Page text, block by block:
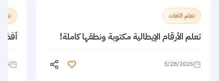
تعلم اللغات
تعلم الأرقام الإيطالية مكتوبة ونطقها كاملة!
5/28/2025
أفضل 5 معاهد لتعلم